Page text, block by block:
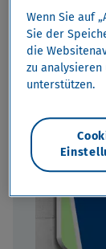
Wenn Sie auf
Sie der
die
zu analysieren
unterstützen.